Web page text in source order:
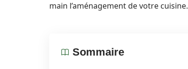
main l’aménagement de votre cuisine.
Sommaire